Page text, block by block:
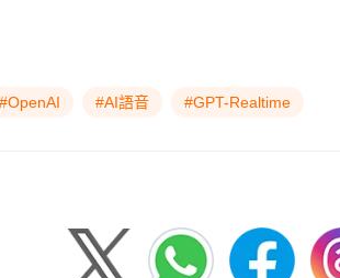
#OpenAI #AI語音 #GPT-Realtime